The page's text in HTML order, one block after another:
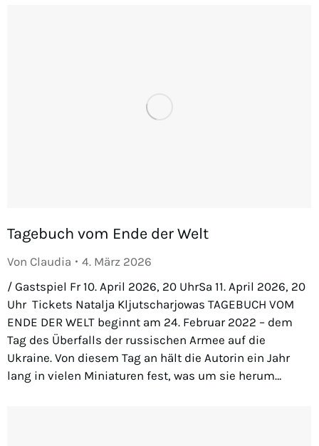
Tagebuch vom Ende der Welt
Von Claudia
4. März 2026
/ Gastspiel Fr 10. April 2026, 20 UhrSa 11. April 2026, 20
Uhr Tickets Natalja Kljutscharjowas TAGEBUCH VOM
ENDE DER WELT beginnt am 24. Februar 2022 – dem
Tag des Überfalls der russischen Armee auf die
Ukraine. Von diesem Tag an hält die Autorin ein Jahr
lang in vielen Miniaturen fest, was um sie herum…